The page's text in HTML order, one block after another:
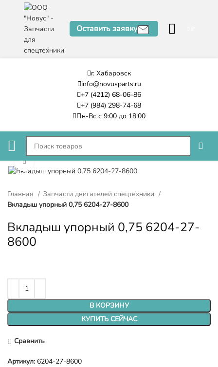
Оставить заявку
г. Хабаровск
info@novusparts.ru
+7 (4212) 68-06-86
+7 (984) 298-74-68
Пн-Вс с 9:00 до 18:00
Нажмите, чтобы увеличить
Главная
Запчасти двигателей спецтехники
Вкладыш упорный 0,75 6204-27-8600
Вкладыш упорный 0,75 6204-27-
8600
В КОРЗИНУ
КУПИТЬ СЕЙЧАС
Сравнить
Артикул: 6204-27-8600